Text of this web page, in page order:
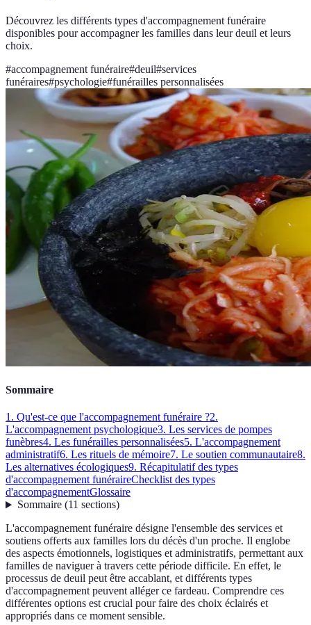
Découvrez les différents types d'accompagnement funéraire
disponibles pour accompagner les familles dans leur deuil et leurs
choix.
#accompagnement funéraire#deuil#services
funéraires#psychologie#funérailles personnalisées
Sommaire
1. Qu'est-ce que l'accompagnement funéraire ?2.
L'accompagnement psychologique3. Les services de pompes
funèbres4. Les funérailles personnalisées5. L'accompagnement
administratif6. Les rituels de mémoire7. Le soutien communautaire8.
Les alternatives écologiques9. Récapitulatif des types
d'accompagnement funéraireChecklist des types
d'accompagnementGlossaire
Sommaire(11 sections)
L'accompagnement funéraire désigne l'ensemble des services et
soutiens offerts aux familles lors du décès d'un proche. Il englobe
des aspects émotionnels, logistiques et administratifs, permettant aux
familles de naviguer à travers cette période difficile. En effet, le
processus de deuil peut être accablant, et différents types
d'accompagnement peuvent alléger ce fardeau. Comprendre ces
différentes options est crucial pour faire des choix éclairés et
appropriés dans ce moment sensible.